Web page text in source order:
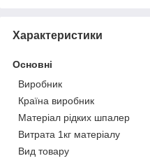
Характеристики
Основні
Виробник
Країна виробник
Матеріал рідких шпалер
Витрата 1кг матеріалу
Вид товару